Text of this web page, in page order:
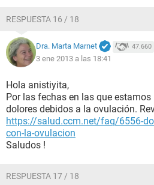
RESPUESTA 16 / 18
Dra. Marta Marnet 47.660
3 ene 2013 a las 18:41
Hola anistiyita,
Por las fechas en las que
dolores debidos a la ovulación.
https://salud.ccm.net/faq/6556-
con-la-ovulacion
Saludos !
RESPUESTA 17 / 18